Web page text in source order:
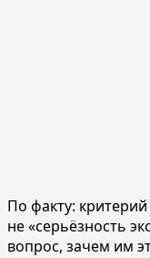
По факту:
не «серьёзность
вопрос, зачем им